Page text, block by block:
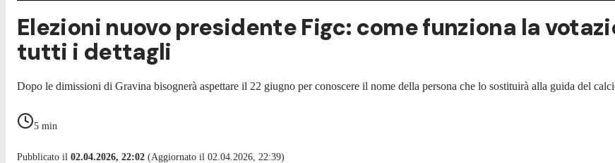
Elezioni nuovo presidente Figc: come funziona la
tutti i dettagli
Dopo le dimissioni di Gravina bisognerà aspettare il 22 giugno per conoscere il nome della persona che lo sostituirà alla guida del
5 min
Pubblicato il 02.04.2026, 22:02 (Aggiornato il 02.04.2026, 22:39)